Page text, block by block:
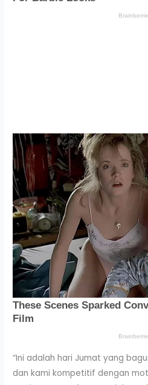
“Ini adalah hari Jumat yang
dan kami kompetitif dengan